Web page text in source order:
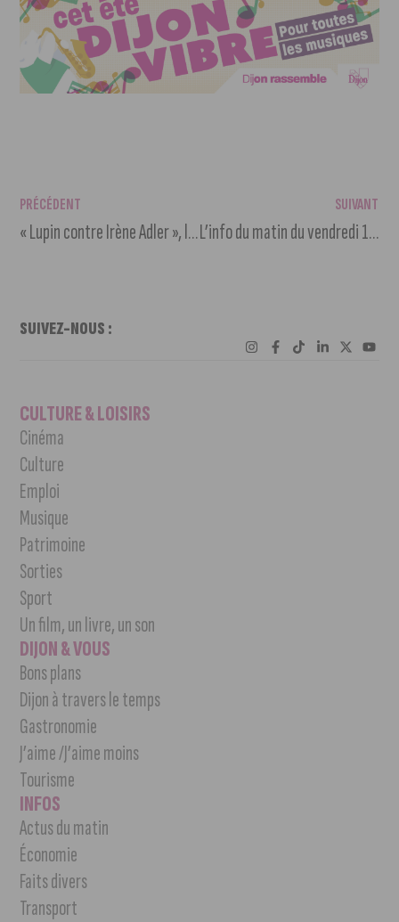
PRÉCÉDENT
« Lupin contre Irène Adler », l’escape game géant à Dijon
SUIVANT
L’info du matin du vendredi 14 avril 2023
SUIVEZ-NOUS :
CULTURE & LOISIRS
Cinéma
Culture
Emploi
Musique
Patrimoine
Sorties
Sport
Un film, un livre, un son
DIJON & VOUS
Bons plans
Dijon à travers le temps
Gastronomie
J’aime /J’aime moins
Tourisme
INFOS
Actus du matin
Économie
Faits divers
Transport